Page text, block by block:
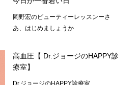
岡野宏のビューティーレッスンーさ
あ、はじめましょうか
高血圧【 Dr.ジョージのHAPPY診
療室】
Dr.ジョージのHAPPY診療室